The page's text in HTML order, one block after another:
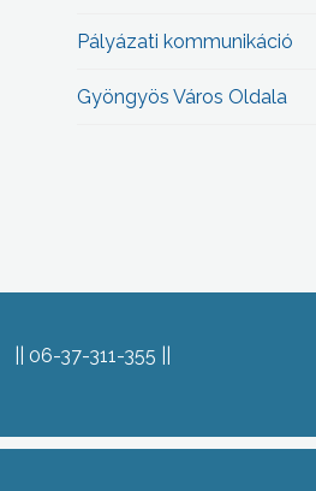
Pályázati kommunikáció
Gyöngyös Város Oldala
06-37-311-355